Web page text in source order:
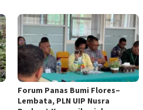
Forum Panas Bumi Flores–
Lembata, PLN UIP Nusra